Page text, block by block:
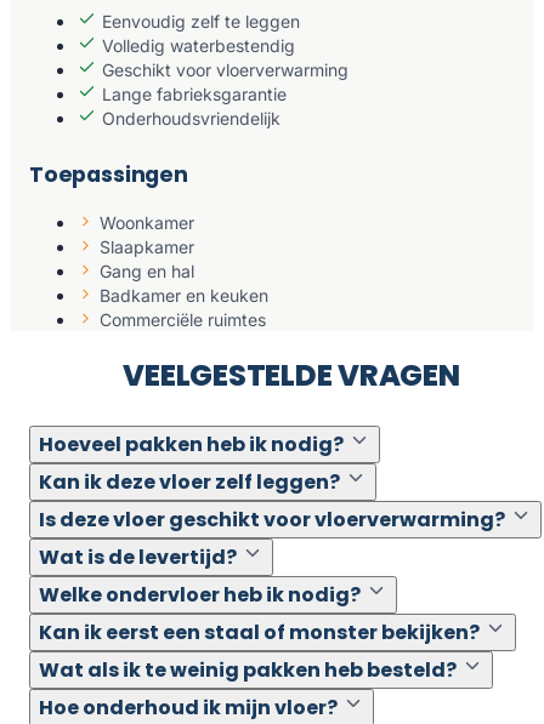
Eenvoudig zelf te leggen
Volledig waterbestendig
Geschikt voor vloerverwarming
Lange fabrieksgarantie
Onderhoudsvriendelijk
Toepassingen
Woonkamer
Slaapkamer
Gang en hal
Badkamer en keuken
Commerciële ruimtes
VEELGESTELDE VRAGEN
Hoeveel pakken heb ik nodig?
Kan ik deze vloer zelf leggen?
Is deze vloer geschikt voor vloerverwarming?
Wat is de levertijd?
Welke ondervloer heb ik nodig?
Kan ik eerst een staal of monster bekijken?
Wat als ik te weinig pakken heb besteld?
Hoe onderhoud ik mijn vloer?